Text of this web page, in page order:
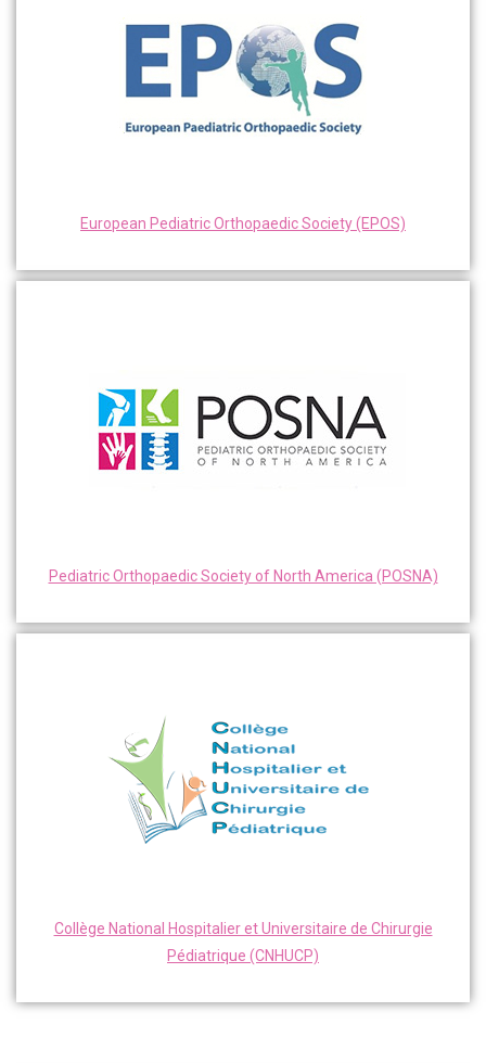
European Pediatric Orthopaedic Society (EPOS)
Pediatric Orthopaedic Society of North America (POSNA)
Collège National Hospitalier et Universitaire de Chirurgie
Pédiatrique (CNHUCP)